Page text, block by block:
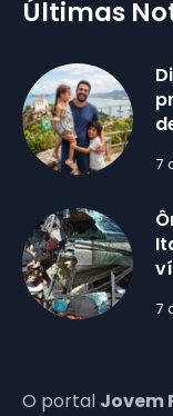
Últimas
7
7
O portal Jovem